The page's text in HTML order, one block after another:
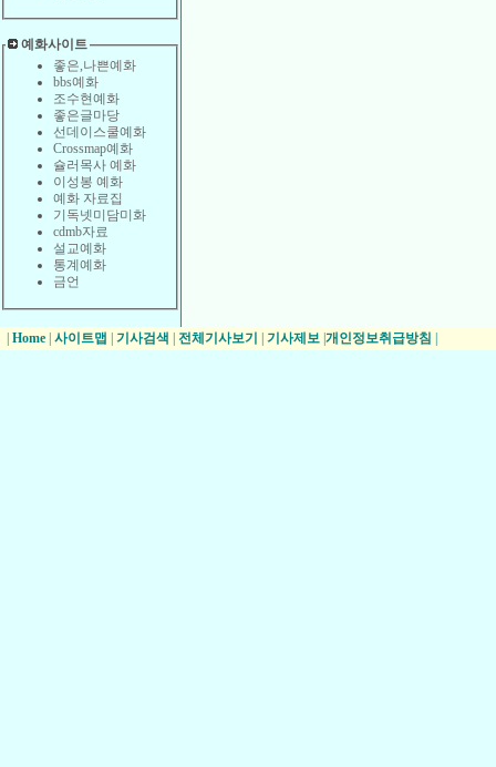
예화사이트
좋은,나쁜예화
bbs예화
조수현예화
좋은글마당
선데이스쿨예화
Crossmap예화
슐러목사 예화
이성봉 예화
예화 자료집
기독넷미담미화
cdmb자료
설교예화
통계예화
금언
Home 사이트맵 기사검색 전체기사보기 기사제보 개인정보취급방침